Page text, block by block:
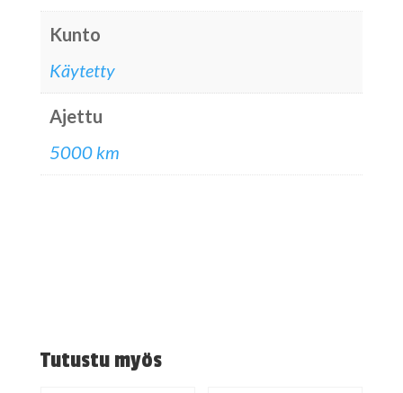
Kunto
Käytetty
Ajettu
5000 km
Tutustu myös